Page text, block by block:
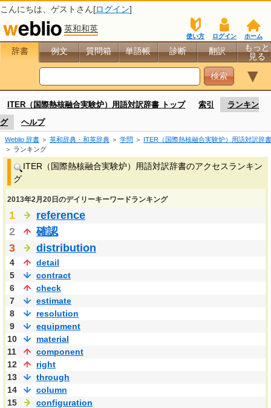
こんにちは、 ゲスト さん[ログイン]
英和和英
ホーム
ログイン
使い方
辞書 例文 質問箱 単語帳 診断 翻訳
もっと
見る
▼
ITER（国際熱核融合実験炉）用語対訳辞書 トップ 索引
ランキン
グ
ヘルプ
Weblio 辞書 ＞ 英和辞典・和英辞典 ＞ 学問 ＞ ITER（国際熱核融合実験炉）用語対訳辞書
＞ ランキング
ITER（国際熱核融合実験炉）用語対訳辞書のアクセスランキン
グ
2013年2月20日のデイリーキーワードランキング
1
reference
2
確認
3
distribution
4
detail
5
contract
6
check
7
estimate
8
resolution
9
equipment
10
material
11
component
12
right
13
through
14
column
15
configuration